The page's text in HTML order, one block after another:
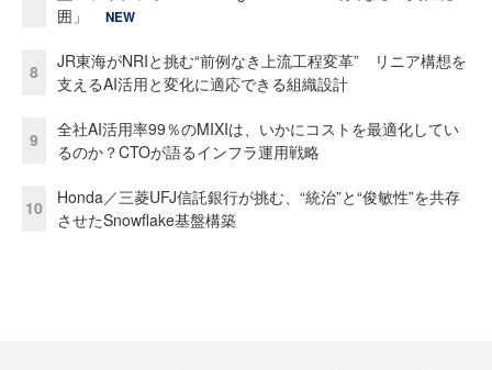
囲」
NEW
8
JR東海がNRIと挑む“前例なき上流工程変革” リニア構想を
支えるAI活用と変化に適応できる組織設計
9
全社AI活用率99％のMIXIは、いかにコストを最適化してい
るのか？CTOが語るインフラ運用戦略
10
Honda／三菱UFJ信託銀行が挑む、“統治”と“俊敏性”を共存
させたSnowflake基盤構築